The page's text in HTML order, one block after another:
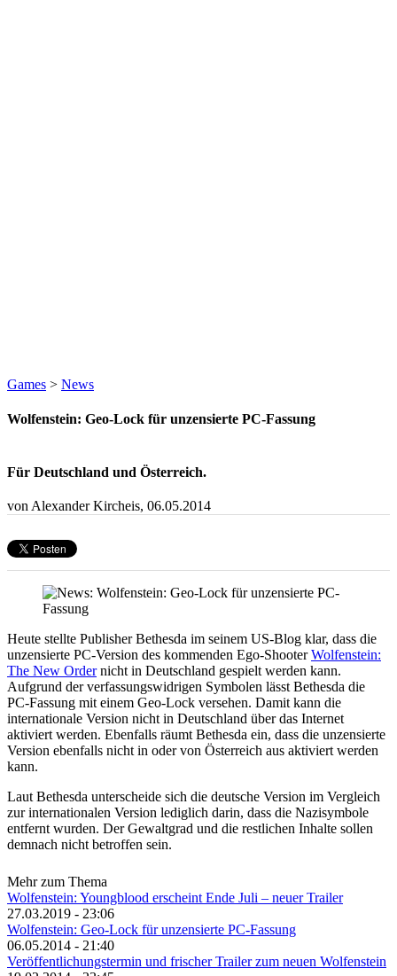
Games > News
Wolfenstein: Geo-Lock für unzensierte PC-Fassung
Für Deutschland und Österreich.
von Alexander Kircheis, 06.05.2014
Heute stellte Publisher Bethesda im seinem US-Blog klar, dass die
unzensierte PC-Version des kommenden Ego-ShooterWolfenstein:
The New Ordernicht in Deutschland gespielt werden kann.
Aufgrund der verfassungswidrigen Symbolen lässt Bethesda die
PC-Fassung mit einem Geo-Lock versehen. Damit kann die
internationale Version nicht in Deutschland über das Internet
aktiviert werden. Ebenfalls räumt Bethesda ein, dass die unzensierte
Version ebenfalls nicht in oder von Österreich aus aktiviert werden
kann.
Laut Bethesda unterscheide sich die deutsche Version im Vergleich
zur internationalen Version lediglich darin, dass die Nazisymbole
entfernt wurden. Der Gewaltgrad und die restlichen Inhalte sollen
demnach nicht betroffen sein.
Mehr zum Thema
Wolfenstein: Youngblood erscheint Ende Juli – neuer Trailer
27.03.2019 - 23:06
Wolfenstein: Geo-Lock für unzensierte PC-Fassung
06.05.2014 - 21:40
Veröffentlichungstermin und frischer Trailer zum neuen Wolfenstein